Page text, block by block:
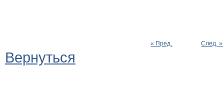
« Пред. След. »
Вернуться